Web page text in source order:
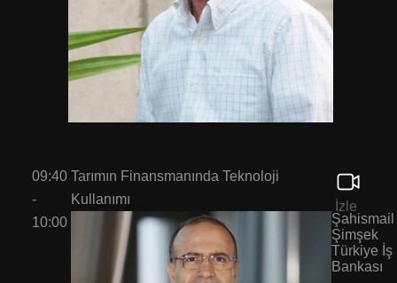
09:40
-
10:00
Tarımın Finansmanında Teknoloji
Kullanımı
Şahismail
Şimşek
Türkiye İş
Bankası
İzle